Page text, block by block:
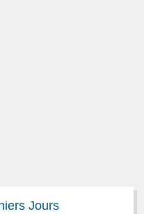
Jours